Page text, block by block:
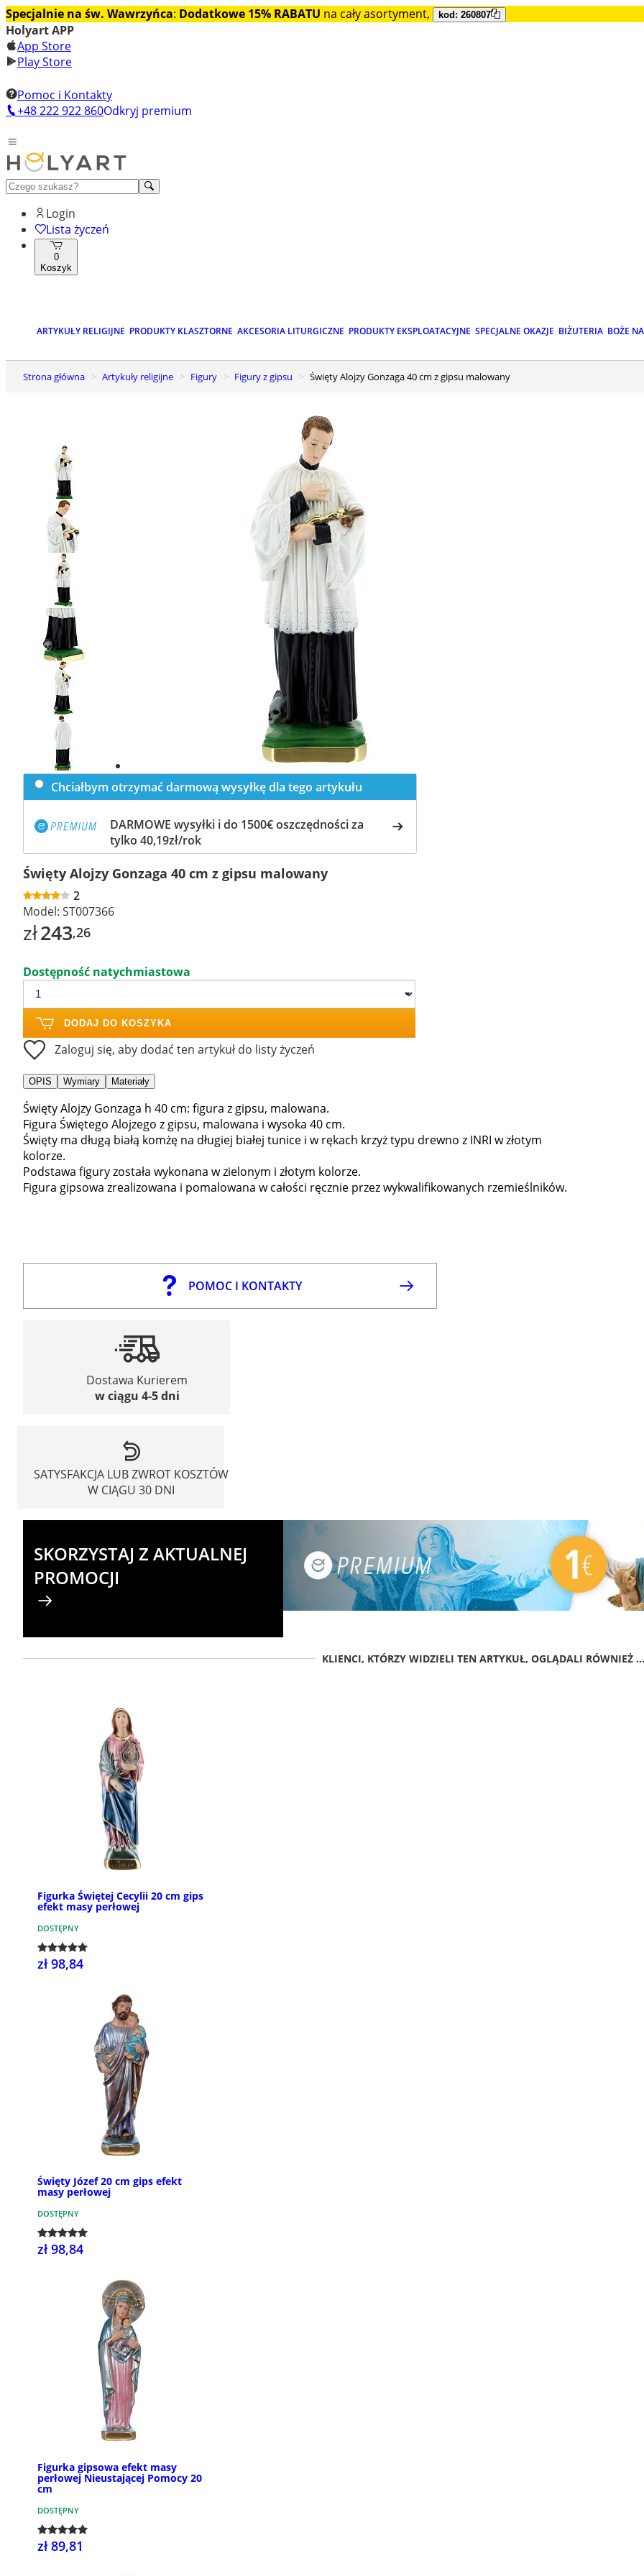
Specjalnie na św. Wawrzyńca: Dodatkowe 15% RABATU na cały asortyment, kod: 260807
Holyart APP
App Store
Play Store
Pomoc i Kontakty
+48 222 922 860Odkryj premium
Login
Lista życzeń
0
Koszyk
ARTYKUŁY RELIGIJNE PRODUKTY KLASZTORNE AKCESORIA LITURGICZNE PRODUKTY EKSPLOATACYJNE SPECJALNE OKAZJE BIŻUTERIA BOŻE
Strona główna Artykuły religijne Figury Figury z gipsu Święty Alojzy Gonzaga 40 cm z gipsu malowany
Previous
slide
Next
slide
Chciałbym otrzymać darmową wysyłkę dla tego artykułu
DARMOWE wysyłki i do 1500€ oszczędności za
tylko 40,19zł/rok
Święty Alojzy Gonzaga 40 cm z gipsu malowany
2
Model: ST007366
zł243,26
Dostępność natychmiastowa
DODAJ DO KOSZYKA
Zaloguj się, aby dodać ten artykuł do listy życzeń
OPIS Wymiary Materiały
Święty Alojzy Gonzaga h 40 cm: figura z gipsu, malowana.
Figura Świętego Alojzego z gipsu, malowana i wysoka 40 cm.
Święty ma długą białą komżę na długiej białej tunice i w rękach krzyż typu drewno z INRI w złotym
kolorze.
Podstawa figury została wykonana w zielonym i złotym kolorze.
Figura gipsowa zrealizowana i pomalowana w całości ręcznie przez wykwalifikowanych rzemieślników.
POMOC I KONTAKTY
Dostawa Kurierem
w ciągu 4-5 dni
SATYSFAKCJA LUB ZWROT KOSZTÓW
W CIĄGU 30 DNI
SKORZYSTAJ Z AKTUALNEJ
PROMOCJI
KLIENCI, KTÓRZY WIDZIELI TEN ARTYKUŁ, OGLĄDALI RÓWNIEŻ ...
Figurka Świętej Cecylii 20 cm gips
efekt masy perłowej
DOSTĘPNY
zł 98,84
Święty Józef 20 cm gips efekt
masy perłowej
DOSTĘPNY
zł 98,84
Figurka gipsowa efekt masy
perłowej Nieustającej Pomocy 20
cm
DOSTĘPNY
zł 89,81